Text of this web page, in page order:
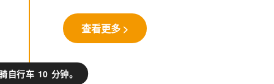
查看更多 >
自行车 10 分钟。